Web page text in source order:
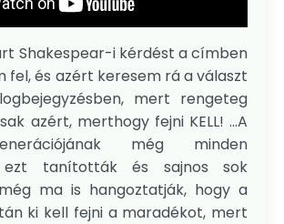
Shakespear-i kérdést a címben
és azért keresem rá a választ
mert rengeteg
azért, merthogy fejni KELL! ...A
még minden
ezt tanították és sajnos sok
ma is hangoztatják, hogy a
ki kell fejni a maradékot, mert